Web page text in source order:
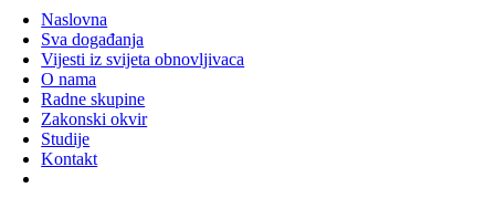
Naslovna
Sva događanja
Vijesti iz svijeta obnovljivaca
O nama
Radne skupine
Zakonski okvir
Studije
Kontakt